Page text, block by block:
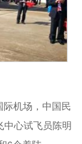
机场，中国民
心试飞员陈明